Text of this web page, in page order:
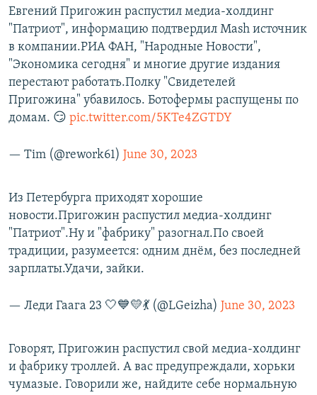
Евгений Пригожин распустил медиа-холдинг
"Патриот", информацию подтвердил Mash источник
в компании.РИА ФАН, "Народные Новости",
"Экономика сегодня" и многие другие издания
перестают работать.Полку "Свидетелей
Пригожина" убавилось. Ботофермы распущены по
домам. 😏 pic.twitter.com/5KTe4ZGTDY
— Tim (@rework61) June 30, 2023
Из Петербурга приходят хорошие
новости.Пригожин распустил медиа-холдинг
"Патриот".Ну и "фабрику" разогнал.По своей
традиции, разумеется: одним днём, без последней
зарплаты.Удачи, зайки.
— Леди Гаага 23 🤍💙💛💃 (@LGeizha) June 30, 2023
Говорят, Пригожин распустил свой медиа-холдинг
и фабрику троллей. А вас предупреждали, хорьки
чумазые. Говорили же, найдите себе нормальную